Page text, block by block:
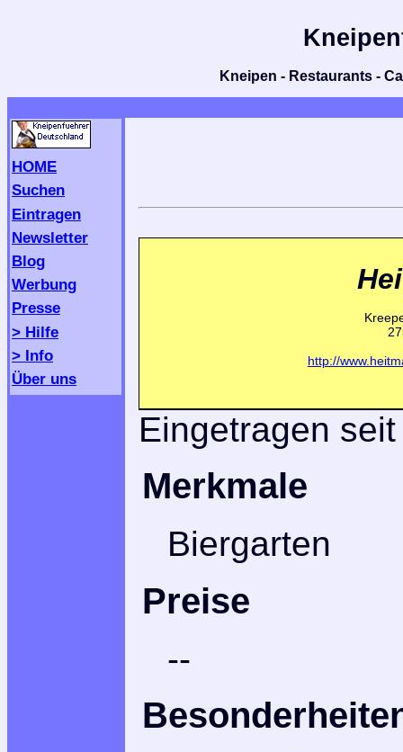
Kneipen - Restaurants -
HOME
Suchen
Eintragen
Newsletter
Blog
Werbung
Presse
> Hilfe
> Info
Über uns
http://
Eingetragen
Merkmale
Biergarten
Preise
--